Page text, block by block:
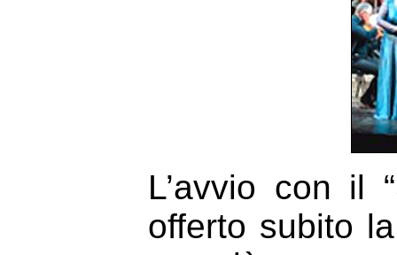
L’avvio con il
offerto subito